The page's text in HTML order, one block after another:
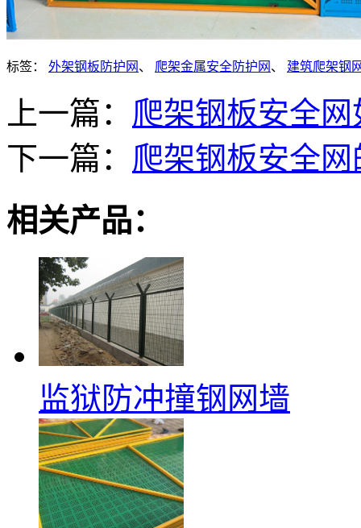
标签： 外架钢板防护网 、 爬架金属安全防护网 、 建筑爬架钢
上一篇： 爬架钢板安全
下一篇： 爬架钢板安全
相关产品：
监狱防冲撞钢网墙